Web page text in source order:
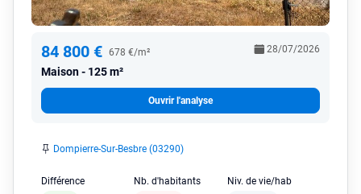
84 800 € 678 €/m²
Maison 125 m²
28/07/2026
Ouvrir l'analyse
Dompierre-Sur-Besbre (03290)
Différence
Nb. d'habitants
Niv. de vie/hab